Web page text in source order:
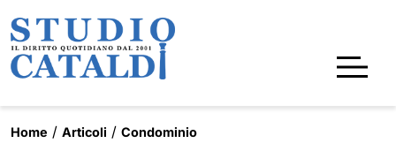
Home Articoli Condominio